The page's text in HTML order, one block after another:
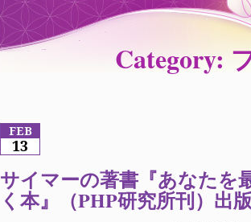
Category:
FEB
13
サイマーの著書『あなたを
く本』（PHP研究所刊）出